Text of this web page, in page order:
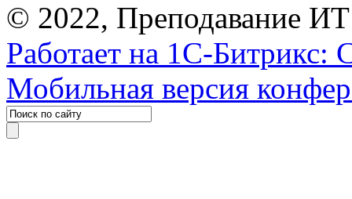
© 2022, Преподавание
Работает на 1С-Битрикс:
Мобильная версия